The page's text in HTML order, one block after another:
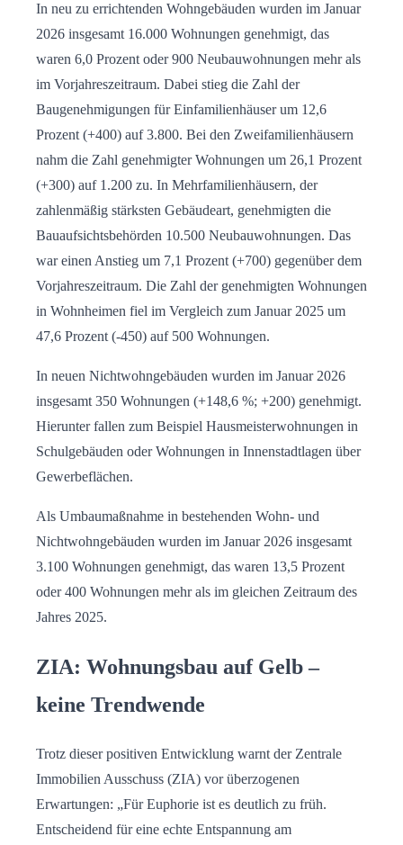
In neu zu errichtenden Wohngebäuden wurden im Januar
2026 insgesamt 16.000 Wohnungen genehmigt, das
waren 6,0 Prozent oder 900 Neubauwohnungen mehr als
im Vorjahreszeitraum. Dabei stieg die Zahl der
Baugenehmigungen für Einfamilienhäuser um 12,6
Prozent (+400) auf 3.800. Bei den Zweifamilienhäusern
nahm die Zahl genehmigter Wohnungen um 26,1 Prozent
(+300) auf 1.200 zu. In Mehrfamilienhäusern, der
zahlenmäßig stärksten Gebäudeart, genehmigten die
Bauaufsichtsbehörden 10.500 Neubauwohnungen. Das
war einen Anstieg um 7,1 Prozent (+700) gegenüber dem
Vorjahreszeitraum. Die Zahl der genehmigten Wohnungen
in Wohnheimen fiel im Vergleich zum Januar 2025 um
47,6 Prozent (-450) auf 500 Wohnungen.
In neuen Nichtwohngebäuden wurden im Januar 2026
insgesamt 350 Wohnungen (+148,6 %; +200) genehmigt.
Hierunter fallen zum Beispiel Hausmeisterwohnungen in
Schulgebäuden oder Wohnungen in Innenstadtlagen über
Gewerbeflächen.
Als Umbaumaßnahme in bestehenden Wohn- und
Nichtwohngebäuden wurden im Januar 2026 insgesamt
3.100 Wohnungen genehmigt, das waren 13,5 Prozent
oder 400 Wohnungen mehr als im gleichen Zeitraum des
Jahres 2025.
ZIA: Wohnungsbau auf Gelb –
keine Trendwende
Trotz dieser positiven Entwicklung warnt der Zentrale
Immobilien Ausschuss (ZIA) vor überzogenen
Erwartungen: „Für Euphorie ist es deutlich zu früh.
Entscheidend für eine echte Entspannung am